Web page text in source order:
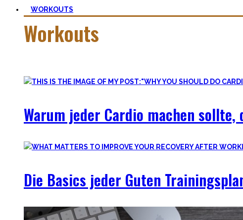
WORKOUTS
Workouts
Warum jeder Cardio machen
Die Basics jeder Guten